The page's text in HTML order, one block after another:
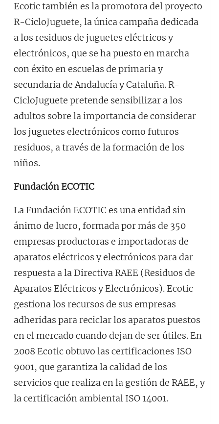
Ecotic también es la promotora del proyecto
R-CicloJuguete, la única campaña dedicada
a los residuos de juguetes eléctricos y
electrónicos, que se ha puesto en marcha
con éxito en escuelas de primaria y
secundaria de Andalucía y Cataluña. R-
CicloJuguete pretende sensibilizar a los
adultos sobre la importancia de considerar
los juguetes electrónicos como futuros
residuos, a través de la formación de los
niños.
Fundación ECOTIC
La Fundación ECOTIC es una entidad sin
ánimo de lucro, formada por más de 350
empresas productoras e importadoras de
aparatos eléctricos y electrónicos para dar
respuesta a la Directiva RAEE (Residuos de
Aparatos Eléctricos y Electrónicos). Ecotic
gestiona los recursos de sus empresas
adheridas para reciclar los aparatos puestos
en el mercado cuando dejan de ser útiles. En
2008 Ecotic obtuvo las certificaciones ISO
9001, que garantiza la calidad de los
servicios que realiza en la gestión de RAEE, y
la certificación ambiental ISO 14001.